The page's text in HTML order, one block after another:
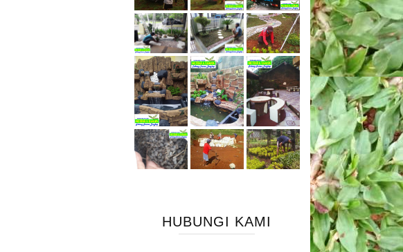
HUBUNGI KAMI